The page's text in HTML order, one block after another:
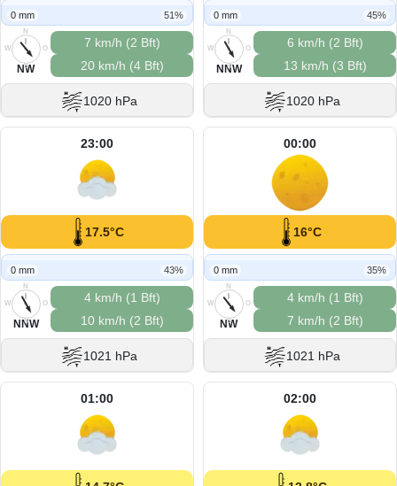
0 mm 51%
N
O
S
W
NW
7 km/h (2 Bft)
20 km/h (4 Bft)
1020 hPa
0 mm 45%
N
O
S
W
NNW
6 km/h (2 Bft)
13 km/h (3 Bft)
1020 hPa
23:00
17.5°C
0 mm 43%
N
O
S
W
NNW
4 km/h (1 Bft)
10 km/h (2 Bft)
1021 hPa
00:00
16°C
0 mm 35%
N
O
S
W
NW
4 km/h (1 Bft)
7 km/h (2 Bft)
1021 hPa
01:00 02:00